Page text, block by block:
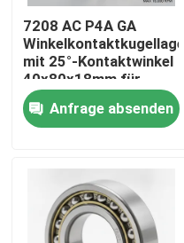
Haus
Produkte
Über uns
7208 AC P4A GA
Winkelkontaktkugellager
mit 25°-Kontaktwinkel
40x80x18mm für
16000 RPM CNC
Spindeln
Anfrage absenden